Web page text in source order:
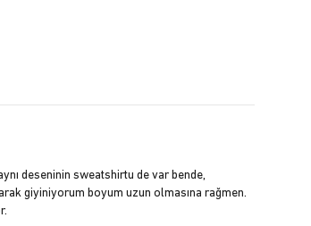
deseninin sweatshirtu de var bende,
giyiniyorum boyum uzun olmasına rağmen.